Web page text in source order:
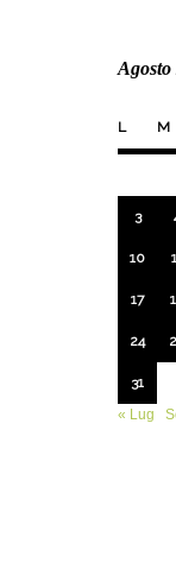
Agosto
L M
3
10
17
24
31
« Lug